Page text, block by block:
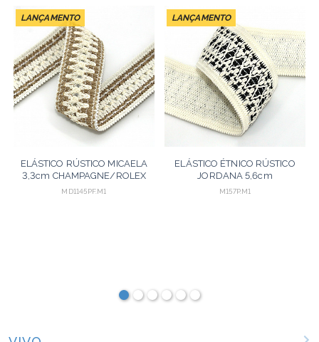
LANÇAMENTO
ELÁSTICO RÚSTICO MICAELA
3,3cm CHAMPAGNE/ROLEX
25m
MD1145PF.M1
LANÇAMENTO
ELÁSTICO ÉTNICO RÚSTICO
JORDANA 5,6cm
CHAMPAGNE/PRETO 25m
M157P.M1